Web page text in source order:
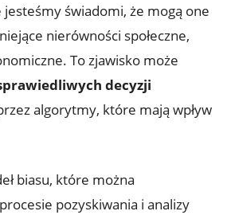
świadomi, że mogą one
nierówności społeczne,
To zjawisko może
decyzji
algorytmy, które mają wpływ
biasu, które można
pozyskiwania i analizy